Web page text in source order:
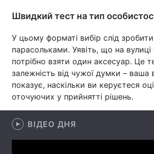
Відео з Youtube Статті
Інтерв'ю Думки
Архів Вакансії
Контакти
Швидкий тест на тип
У цьому форматі вибір слід
парасольками. Уявіть, що на
потрібно взяти один аксесуар. Це
залежність від чужої думки – ваша
показує, наскільки ви керуєтеся
оточуючих у прийнятті рішень.
ВІДЕО ДНЯ